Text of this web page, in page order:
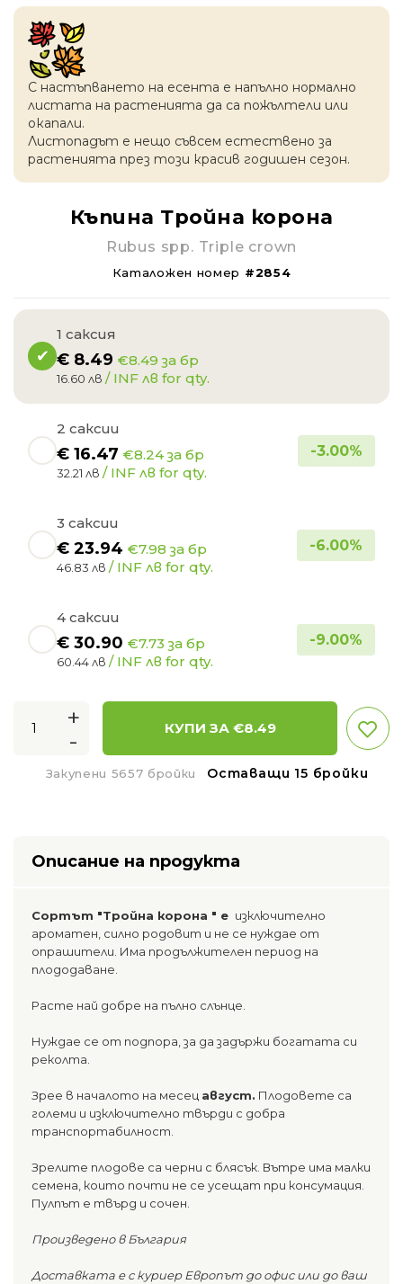
С настъпването на есентa е напълно нормално
листата на растенията да са пожълтели или
окапaли.
Листопадът е нещо съвсем естествено за
растенията през този красив годишен сезон.
Къпина Тройна корона
Rubus spp. Triple crown
Каталожен номер #2854
1 саксия
€ 8.49 €8.49 за бр
16.60 лв / INF лв for qty.
2 саксии
€ 16.47 €8.24 за бр
32.21 лв / INF лв for qty.
-3.00%
3 саксии
€ 23.94 €7.98 за бр
46.83 лв / INF лв for qty.
-6.00%
4 саксии
€ 30.90 €7.73 за бр
60.44 лв / INF лв for qty.
-9.00%
+
-
КУПИ ЗА €8.49
Закупени 5657 бройки Оставащи 15 бройки
Описание на продукта
Сортът "Тройна корона " е изключително
ароматен, силно родовит и не се нуждае от
опрашители. Има продължителен период на
плододаване.
Расте най добре на пълно слънце.
Нуждае се от подпора, за да задържи богатата си
реколта.
Зрее в началото на месец август. Плодовете са
големи и изключително твърди с добра
транспортабилност.
Зрелите плодове са черни с блясък. Вътре има малки
семена, които почти не се усещат при консумация.
Пулпът е твърд и сочен.
Произведено в България
Доставката е с куриер Европът до офис или до ваш